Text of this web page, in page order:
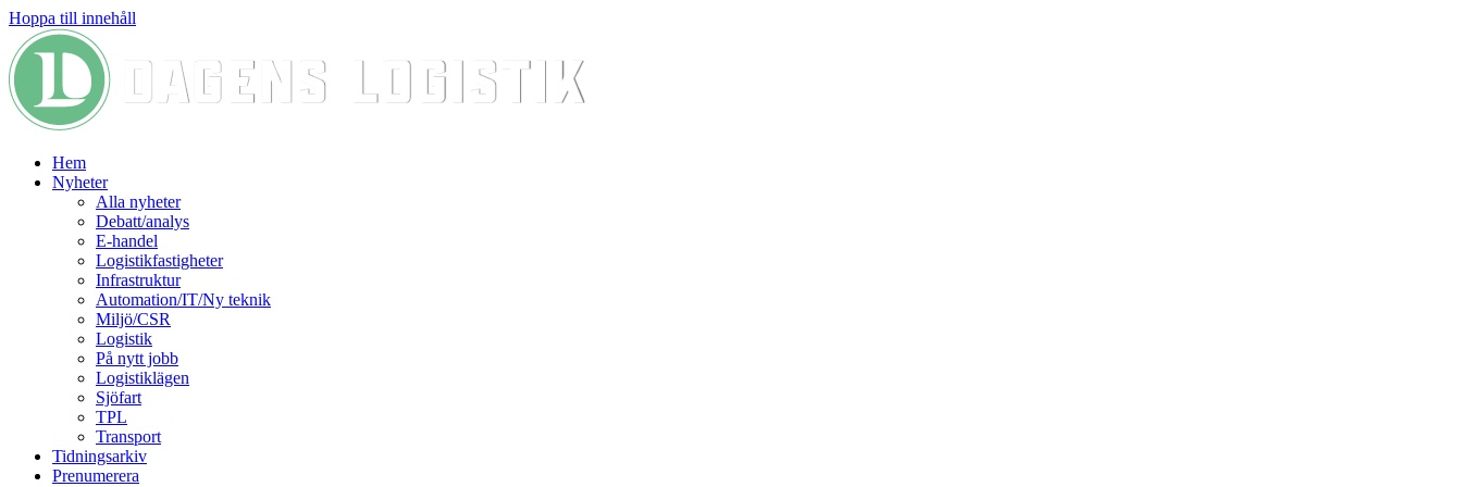
Hoppa till innehåll
Hem
Nyheter
Alla nyheter
Debatt/analys
E-handel
Logistikfastigheter
Infrastruktur
Automation/IT/Ny teknik
Miljö/CSR
Logistik
På nytt jobb
Logistiklägen
Sjöfart
TPL
Transport
Tidningsarkiv
Prenumerera